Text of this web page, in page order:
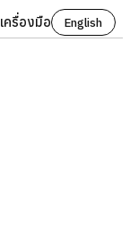
เครื่องมือ
English